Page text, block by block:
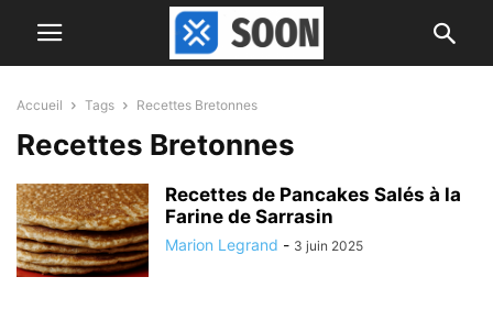
Accueil Tags Recettes Bretonnes
Recettes Bretonnes
Recettes de Pancakes Salés à la
Farine de Sarrasin
Marion Legrand - 3 juin 2025